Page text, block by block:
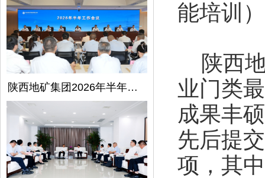
陕西地矿集团2026年半年工作会议在西安召开
能培训
陕西地
业门类
成果丰
先后提
项，其